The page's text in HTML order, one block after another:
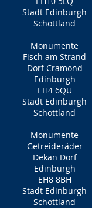
Stadt Edinburgh
Schottland
Monumente
Fisch am Strand
Dorf Cramond
Edinburgh
EH4 6QU
Stadt Edinburgh
Schottland
Monumente
Getreideräder
Dekan Dorf
Edinburgh
EH8 8BH
Stadt Edinburgh
Schottland